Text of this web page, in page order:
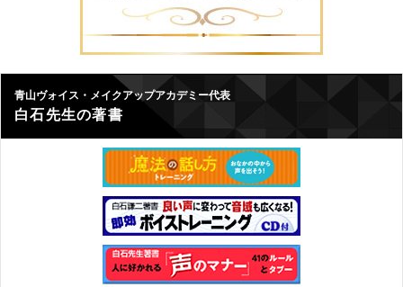
青山ヴォイス・メイクアップアカデミー代表
白石先生の著書